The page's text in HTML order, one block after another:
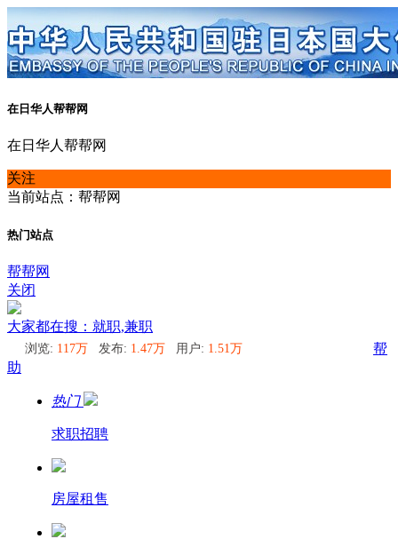
在日华人帮帮网
在日华人帮帮网
关注
当前站点：帮帮网
热门站点
帮帮网
关闭
大家都在搜：就职,兼职
浏览: 117万 发布: 1.47万 用户: 1.51万
帮
助
热门
求职招聘
房屋租售